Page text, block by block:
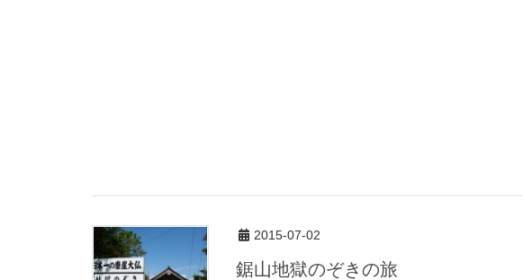
2015-07-02
鋸山地獄のぞきの旅